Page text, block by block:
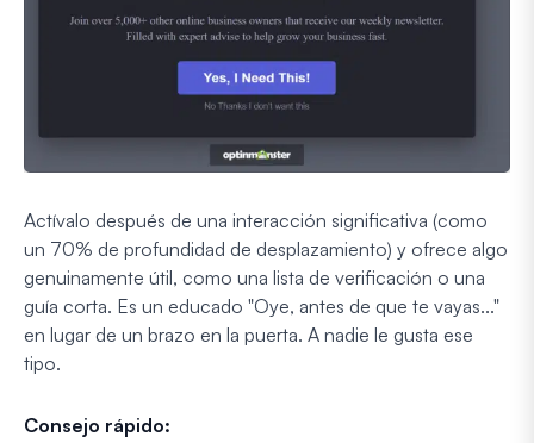
Actívalo después de una interacción significativa (como
un 70% de profundidad de desplazamiento) y ofrece algo
genuinamente útil, como una lista de verificación o una
guía corta. Es un educado "Oye, antes de que te vayas..."
en lugar de un brazo en la puerta. A nadie le gusta ese
tipo.
Consejo rápido: